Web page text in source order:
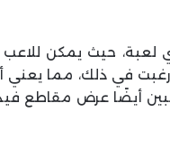
حيث يمكن للاعب
في ذلك، مما